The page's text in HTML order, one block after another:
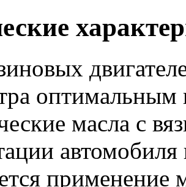
оптимальным
масла с
применение